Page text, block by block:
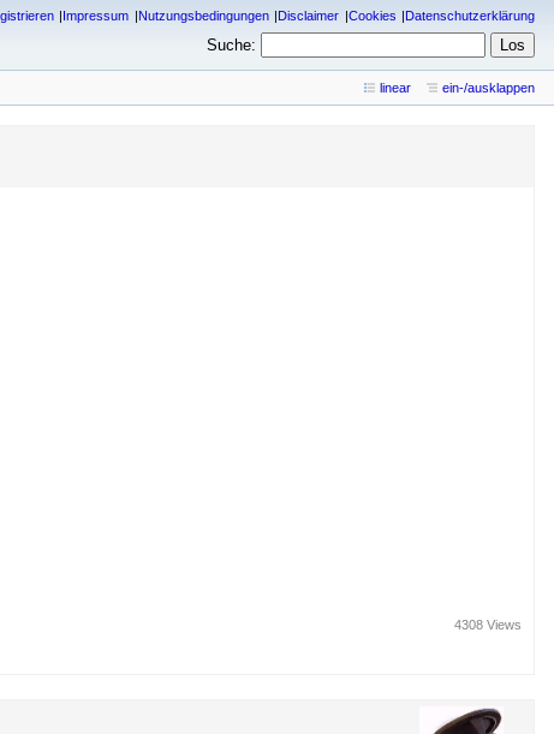
Impressum Nutzungsbedingungen Disclaimer Cookies Datenschutzerklärung
Suche:
linear ein-/ausklappen
4308 Views